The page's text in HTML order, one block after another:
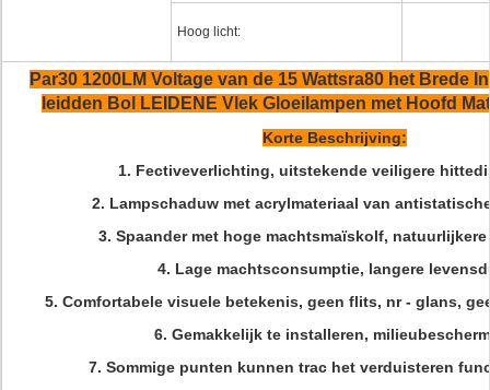
Hoog licht:
Par30 1200LM Voltage van de 15 Wattsra80 het Brede
leidden Bol LEIDENE Vlek Gloeilampen met Hoofd
Korte Beschrijving:
1. Fectiveverlichting, uitstekende veiligere
2. Lampschaduw met acrylmateriaal van
3. Spaander met hoge machtsmaïskolf,
4. Lage machtsconsumptie, langere
5. Comfortabele visuele betekenis, geen flits, nr - glans,
6. Gemakkelijk te installeren,
7. Sommige punten kunnen trac het verduisteren